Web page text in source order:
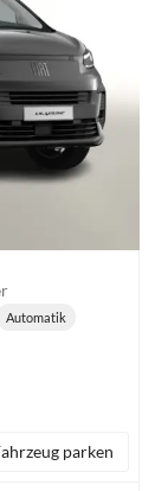
Getriebe:
Automatik
parken